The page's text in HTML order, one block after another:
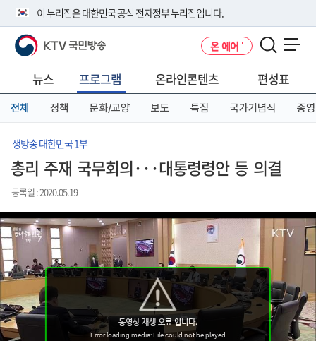
이 누리집은 대한민국 공식 전자정부 누리집입니다.
공식 누리집 주소 확인하기
니다.
이밖에 or.kr 또는 .kr등 다른 도메인 주소를 사용하고 있다면 아래 URL에
서 도메인 주소를 확인해 보세요
KTV 국민방송 온 에어
뉴스 프로그램 온라인콘텐츠 편성표
전체 정책 문화/교양 보도 특집 국가기념식 종영
생방송 대한민국 1부
총리 주재 국무회의···대통령령안 등 의결
등록일 : 2020.05.19